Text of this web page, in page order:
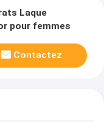
Laque
pour femmes
Contactez